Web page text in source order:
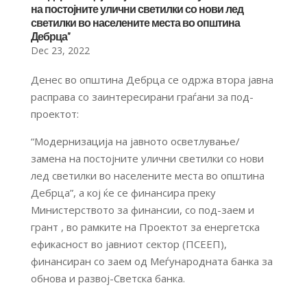
на постојните улични светилки со нови лед
светилки во населените места во општина
Дебрца”
Dec 23, 2022
Денес во општина Дебрца се одржа втора јавна
расправа со заинтересирани граѓани за под-
проектот:
“Модернизација на јавното осветлување/
замена на постојните улични светилки со нови
лед светилки во населените места во општина
Дебрца”, а кој ќе се финансира преку
Министерството за финансии, со под-заем и
грант , во рамките на Проектот за енергетска
ефикасност во јавниот сектор (ПСЕЕП),
финансиран со заем од Меѓународната банка за
обнова и развој-Светска банка.